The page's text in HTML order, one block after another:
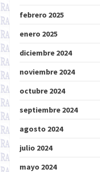
febrero 2025
enero 2025
diciembre 2024
noviembre 2024
octubre 2024
septiembre 2024
agosto 2024
julio 2024
mayo 2024